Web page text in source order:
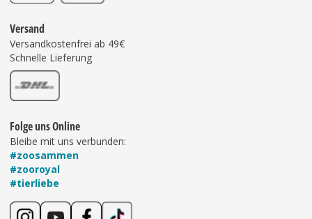
Versand
Versandkostenfrei ab 49€
Schnelle Lieferung
Folge uns Online
Bleibe mit uns verbunden:
#zoosammen
#zooroyal
#tierliebe